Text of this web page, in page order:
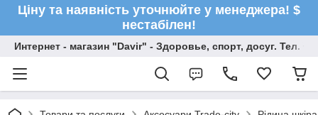
Ціну та наявність уточнюйте у менеджера! $
нестабілен!
Интернет - магазин "Davir" - Здоровье, спорт, досуг. Тел.